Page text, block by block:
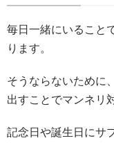
毎日一緒にいること
ります。
そうならないために
出すことでマンネリ
記念日や誕生日にサ